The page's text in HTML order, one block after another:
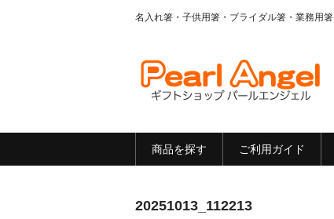
名入れ箸・子供用箸・ブライダル箸・業務用箸
商品を探す ご利用ガイド
20251013_112213